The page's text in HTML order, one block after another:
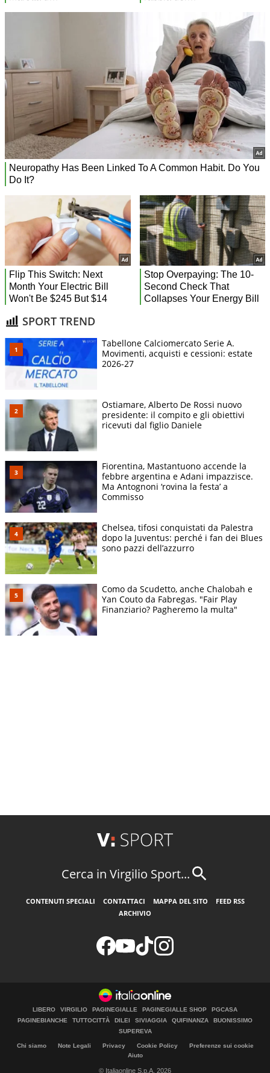
SPORT TREND
Tabellone Calciomercato Serie A.
Movimenti, acquisti e cessioni: estate
2026-27
Ostiamare, Alberto De Rossi nuovo
presidente: il compito e gli obiettivi
ricevuti dal figlio Daniele
Fiorentina, Mastantuono accende la
febbre argentina e Adani impazzisce.
Ma Antognoni ‘rovina la festa’ a
Commisso
Chelsea, tifosi conquistati da Palestra
dopo la Juventus: perché i fan dei Blues
sono pazzi dell’azzurro
Como da Scudetto, anche Chalobah e
Yan Couto da Fabregas. "Fair Play
Finanziario? Pagheremo la multa"
Cerca in Virgilio Sport...
CONTENUTI SPECIALI CONTATTACI MAPPA DEL SITO
FEED RSS
ARCHIVIO
LIBERO VIRGILIO PAGINEGIALLE PAGINEGIALLE SHOP
PGCASA
PAGINEBIANCHE
TUTTOCITTÀ DILEI SIVIAGGIA QUIFINANZA
BUONISSIMO
SUPEREVA
Chi siamo Note Legali Privacy Cookie Policy
Preferenze sui cookie
Aiuto
© Italiaonline S.p.A. 2026